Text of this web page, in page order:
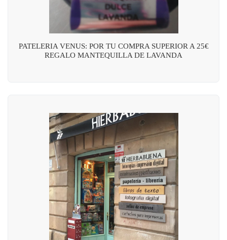
PATELERIA VENUS: POR TU COMPRA SUPERIOR A 25€
REGALO MANTEQUILLA DE LAVANDA